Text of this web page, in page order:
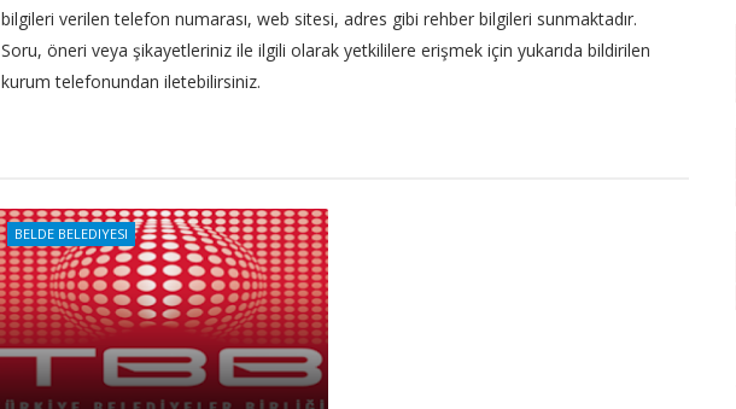
bilgileri verilen telefon numarası, web sitesi, adres gibi rehber bilgileri sunmaktadır.
Soru, öneri veya şikayetleriniz ile ilgili olarak yetkililere erişmek için yukarıda bildirilen
kurum telefonundan iletebilirsiniz.
BELDE BELEDIYESI